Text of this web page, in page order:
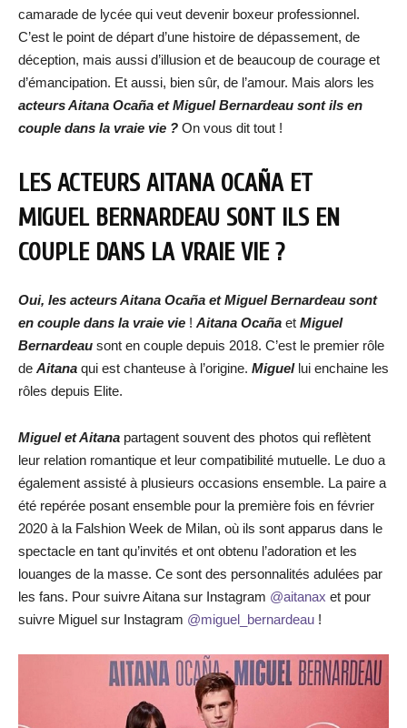
camarade de lycée qui veut devenir boxeur professionnel.
C’est le point de départ d’une histoire de dépassement, de
déception, mais aussi d’illusion et de beaucoup de courage et
d’émancipation. Et aussi, bien sûr, de l’amour. Mais alors les
acteurs Aitana Ocaña et Miguel Bernardeau sont ils en
couple dans la vraie vie ? On vous dit tout !
LES ACTEURS AITANA OCAÑA ET
MIGUEL BERNARDEAU SONT ILS EN
COUPLE DANS LA VRAIE VIE ?
Oui, les acteurs Aitana Ocaña et Miguel Bernardeau sont
en couple dans la vraie vie ! Aitana Ocaña et Miguel
Bernardeau sont en couple depuis 2018. C’est le premier rôle
de Aitana qui est chanteuse à l’origine. Miguel lui enchaine les
rôles depuis Elite.
Miguel et Aitana partagent souvent des photos qui reflètent
leur relation romantique et leur compatibilité mutuelle. Le duo a
également assisté à plusieurs occasions ensemble. La paire a
été repérée posant ensemble pour la première fois en février
2020 à la Falshion Week de Milan, où ils sont apparus dans le
spectacle en tant qu’invités et ont obtenu l’adoration et les
louanges de la masse. Ce sont des personnalités adulées par
les fans. Pour suivre Aitana sur Instagram @aitanax et pour
suivre Miguel sur Instagram @miguel_bernardeau !